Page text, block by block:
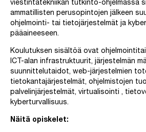
viestintätekniikan tutkinto-ohjelmassa
ammatillisten perusopintojen jälkeen
ohjelmointi- tai tietojärjestelmät ja
pääaineeseen.
Koulutuksen sisältöä ovat
ICT-alan infrastruktuurit, järjestelmän
suunnittelutaidot, web-järjestelmien
tietokantajärjestelmät, ohjelmistojen
palvelinjärjestelmät, virtualisointi ,
kyberturvallisuus.
Näitä opiskelet: